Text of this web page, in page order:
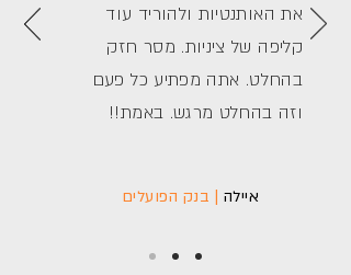
את האותנטיות ולהוריד עוד
קליפה של ציניות. מסר חזק
בהחלט. אתה מפתיע כל פעם
וזה בהחלט מרגש. באמת!!
איילה | בנק הפועלים